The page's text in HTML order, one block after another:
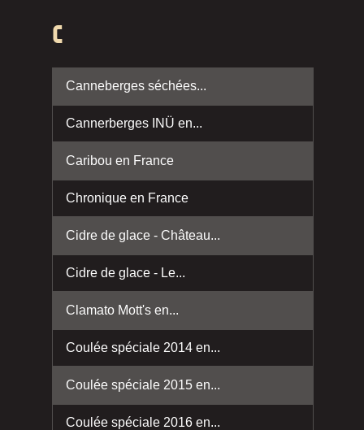
C
Canneberges séchées...
Cannerberges INÜ en...
Caribou en France
Chronique en France
Cidre de glace - Château...
Cidre de glace - Le...
Clamato Mott's en...
Coulée spéciale 2014 en...
Coulée spéciale 2015 en...
Coulée spéciale 2016 en...